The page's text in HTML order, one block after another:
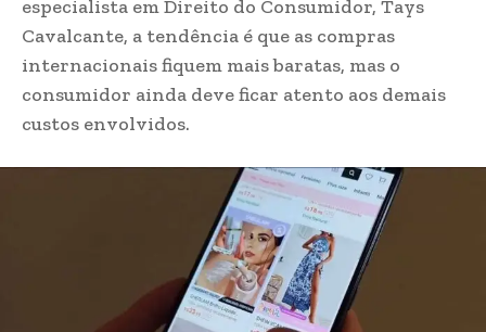
especialista em Direito do Consumidor, Tays
Cavalcante, a tendência é que as compras
internacionais fiquem mais baratas, mas o
consumidor ainda deve ficar atento aos demais
custos envolvidos.